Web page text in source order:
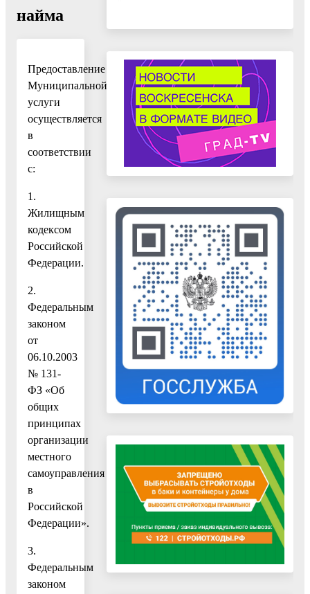
найма
Предоставление
Муниципальной
услуги
осуществляется
в
соответствии
с:
1.
Жилищным
кодексом
Российской
Федерации.
2.
Федеральным
законом
от
06.10.2003
№ 131-
ФЗ «Об
общих
принципах
организации
местного
самоуправления
в
Российской
Федерации».
3.
Федеральным
законом